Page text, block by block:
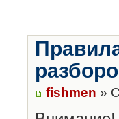
fishmen »